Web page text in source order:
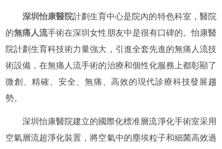
深圳怡康醫院計劃生育中心是院內的特色科室，醫院
的無痛人流手術在深圳女性朋友中是很有口碑的。怡康醫
院計劃生育科技術力量強大，引進全套先進的無痛人流技
術設備，在無痛人流手術的治療和個性化服務上都彰顯了
微創、精確、安全、無痛、高效的現代診療科技發展趨
勢。
深圳怡康醫院建立的國際化標准層流淨化手術室采用
空氣層流超淨化裝置，將空氣中的塵埃粒子和細菌高效過